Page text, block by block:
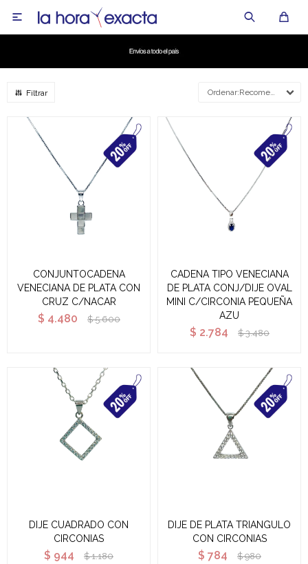

Recomendados
CONJUNTOCADENA
VENECIANA DE PLATA CON
CRUZ C/NACAR
$ 4.480 $ 5.600
CADENA TIPO VENECIANA
DE PLATA CONJ/DIJE OVAL
MINI C/CIRCONIA PEQUEÑA
AZU
$ 2.784 $ 3.480
DIJE CUADRADO CON
CIRCONIAS
$ 944 $ 1.180
DIJE DE PLATA TRIANGULO
CON CIRCONIAS
$ 784 $ 980